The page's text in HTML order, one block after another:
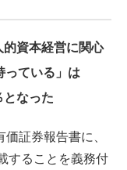
資本経営に関心
っている」は
なった
証券報告書に、
することを義務付